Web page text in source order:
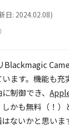
日: 2024.02.08)
Blackmagic
ます。機能も充
制御でき、
かも無料（！
ないかと思いま